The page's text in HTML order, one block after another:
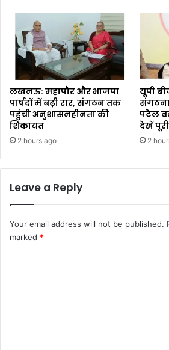
लखनऊ: महापौर और भाजपा
पार्षदों में बढ़ी रार, संगठन तक
पहुंची अनुशासनहीनता की
शिकायत
2 hours ago
यूपी
पटेल बने
देखें
2
Leave a Reply
Your email address will not be published.
marked *